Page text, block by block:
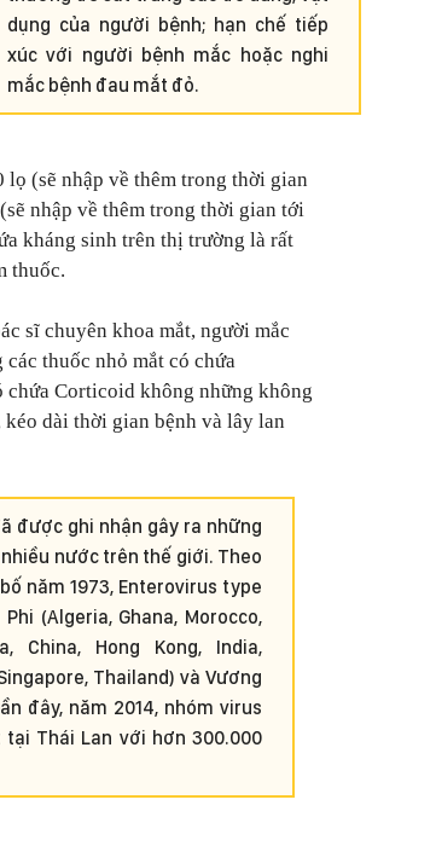
dụng của người bệnh; hạn chế tiếp
xúc với người bệnh mắc hoặc nghi
mắc bệnh đau mắt đỏ.
(sẽ nhập về thêm trong thời gian
nhập về thêm trong thời gian tới
kháng sinh trên thị trường là rất
thuốc.
sĩ chuyên khoa mắt, người mắc
thuốc nhỏ mắt có chứa
Corticoid không những không
dài thời gian bệnh và lây lan
được ghi nhận gây ra những
nước trên thế giới. Theo
năm 1973, Enterovirus type
(Algeria, Ghana, Morocco,
China, Hong Kong, India,
Thailand) và Vương
đây, năm 2014, nhóm virus
Thái Lan với hơn 300.000